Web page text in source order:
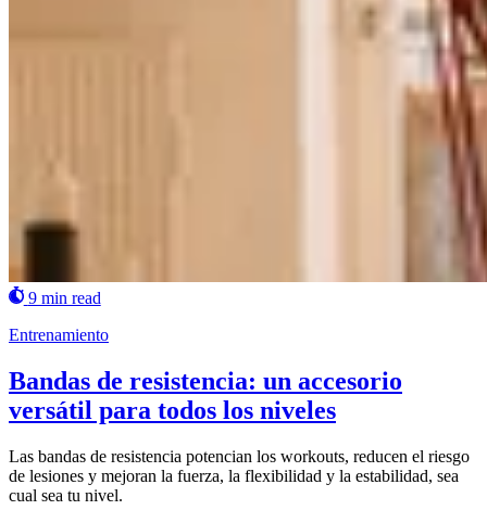
9 min read
Entrenamiento
Bandas de resistencia: un accesorio
versátil para todos los niveles
Las bandas de resistencia potencian los workouts, reducen el riesgo
de lesiones y mejoran la fuerza, la flexibilidad y la estabilidad, sea
cual sea tu nivel.